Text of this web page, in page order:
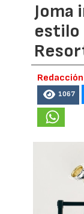
Joma
estilo
1067